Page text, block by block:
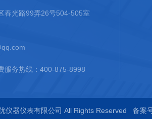
春光路99弄26号504-505室
服务热线：400-875-8998
仪器仪表有限公司 All Rights Reserved 备案